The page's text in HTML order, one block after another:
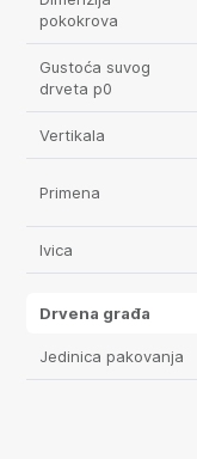
pokokrova
Gustoća suvog
drveta p0
Vertikala
Primena
Ivica
Drvena građa
Jedinica pakovanja